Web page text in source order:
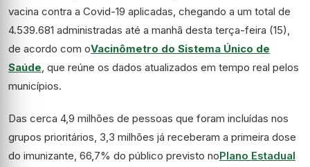
vacina contra a Covid-19 aplicadas, chegando a um total de
4.539.681 administradas até a manhã desta terça-feira (15),
de acordo com oVacinômetro do Sistema Único de
Saúde, que reúne os dados atualizados em tempo real pelos
municípios.
Das cerca 4,9 milhões de pessoas que foram incluídas nos
grupos prioritários, 3,3 milhões já receberam a primeira dose
do imunizante, 66,7% do público previsto noPlano Estadual